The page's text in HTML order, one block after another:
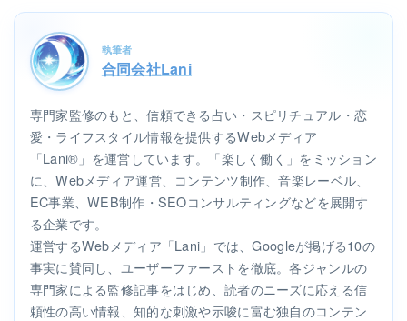
執筆者
合同会社Lani
専門家監修のもと、信頼できる占い・スピリチュアル・恋
愛・ライフスタイル情報を提供するWebメディア
「Lani®」を運営しています。「楽しく働く」をミッション
に、Webメディア運営、コンテンツ制作、音楽レーベル、
EC事業、WEB制作・SEOコンサルティングなどを展開す
る企業です。
運営するWebメディア「Lani」では、Googleが掲げる10の
事実に賛同し、ユーザーファーストを徹底。各ジャンルの
専門家による監修記事をはじめ、読者のニーズに応える信
頼性の高い情報、知的な刺激や示唆に富む独自のコンテン